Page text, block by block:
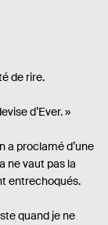
de rire.
d’Ever. »
a proclamé d’une
ne vaut pas la
entrechoqués.
quand je ne